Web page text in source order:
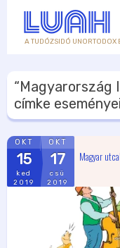
A TUDÓZSIDÓ UNORTODOX
“Magyarország
címke
OKT
15
ked
2019
OKT
17
csü
2019
Magyar